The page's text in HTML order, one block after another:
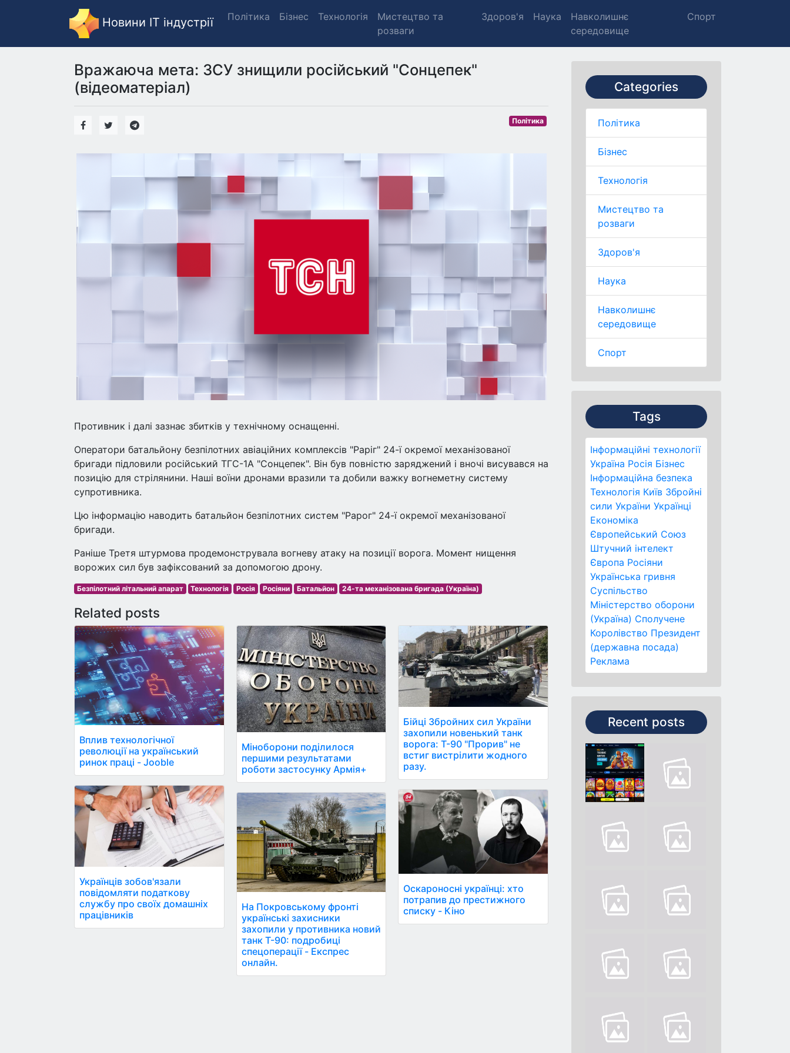
Новини IT індустрії Політика Бізнес Технологія
Мистецтво та
розваги
Здоров'я Наука
Навколишнє
середовище
Спорт
Categories
Політика
Бізнес
Технологія
Мистецтво та
розваги
Здоров'я
Наука
Навколишнє
середовище
Спорт
Tags
Інформаційні технології
Україна Росія Бізнес
Інформаційна безпека
Технологія Київ Збройні
сили України Українці
Економіка
Європейський Союз
Штучний інтелект
Європа Росіяни
Українська гривня
Суспільство
Міністерство оборони
(Україна) Сполучене
Королівство Президент
(державна посада)
Реклама
Recent posts
Вражаюча мета: ЗСУ знищили російський "Сонцепек"
(відеоматеріал)
Політика
Противник і далі зазнає збитків у технічному оснащенні.
Оператори батальйону безпілотних авіаційних комплексів "Раріг" 24-ї окремої механізованої
бригади підловили російський ТГС-1А "Сонцепек". Він був повністю заряджений і вночі висувався на
позицію для стрілянини. Наші воїни дронами вразили та добили важку вогнеметну систему
супротивника.
Цю інформацію наводить батальйон безпілотних систем "Рарог" 24-ї окремої механізованої
бригади.
Раніше Третя штурмова продемонструвала вогневу атаку на позиції ворога. Момент нищення
ворожих сил був зафіксований за допомогою дрону.
Безпілотний літальний апарат Технологія Росія Росіяни Батальйон 24-та механізована бригада (Україна)
Related posts
Вплив технологічної
революції на український
ринок праці - Jooble
Українців зобов'язали
повідомляти податкову
службу про своїх домашніх
працівників
Міноборони поділилося
першими результатами
роботи застосунку Армія+
На Покровському фронті
українські захисники
захопили у противника новий
танк Т-90: подробиці
спецоперації - Експрес
онлайн.
Бійці Збройних сил України
захопили новенький танк
ворога: Т-90 "Прорив" не
встиг вистрілити жодного
разу.
Оскароносні українці: хто
потрапив до престижного
списку - Кіно